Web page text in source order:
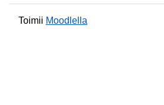
Toimii Moodlella